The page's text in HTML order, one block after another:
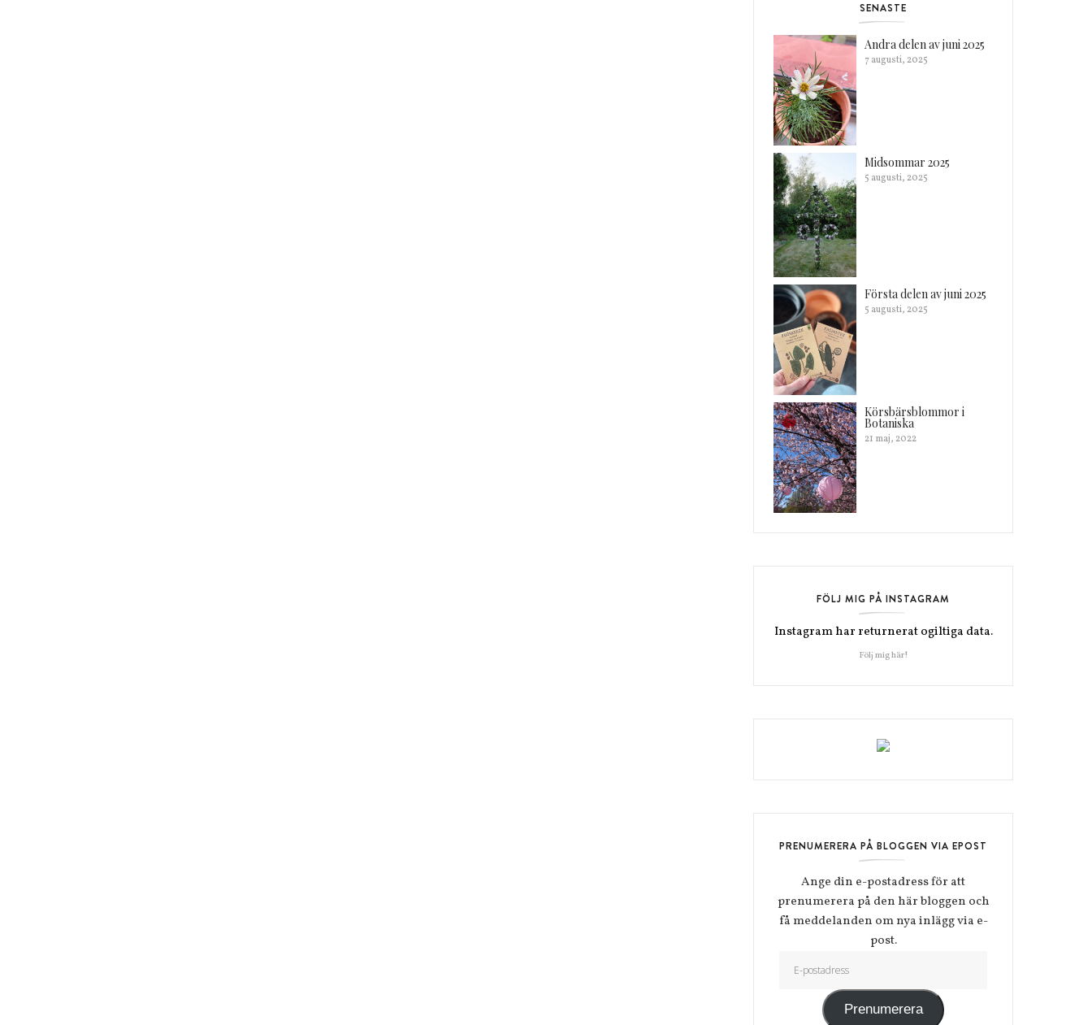
SENASTE
Andra delen av juni 2025
7 augusti, 2025
Midsommar 2025
5 augusti, 2025
Första delen av juni 2025
5 augusti, 2025
Körsbärsblommor i
Botaniska
21 maj, 2022
FÖLJ MIG PÅ INSTAGRAM
Instagram har returnerat ogiltiga data.
Följ mig här!
PRENUMERERA PÅ BLOGGEN VIA EPOST
Ange din e-postadress för att
prenumerera på den här bloggen och
få meddelanden om nya inlägg via e-
post.
Prenumerera